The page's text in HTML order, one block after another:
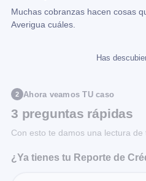
Muchas cobranzas hacen cosas
Averigua cuáles.
Has
2 Ahora veamos TU caso
3 preguntas rápidas
Con esto te damos una lectura de
¿Ya tienes tu Reporte de